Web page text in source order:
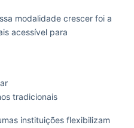
modalidade crescer foi a
acessível para
tradicionais
instituições flexibilizam